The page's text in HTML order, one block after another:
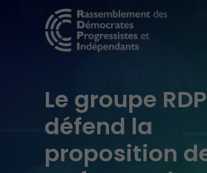
Le groupe
défend la
proposition